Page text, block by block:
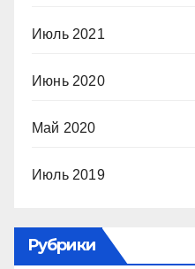
Июль 2021
Июнь 2020
Май 2020
Июль 2019
Рубрики